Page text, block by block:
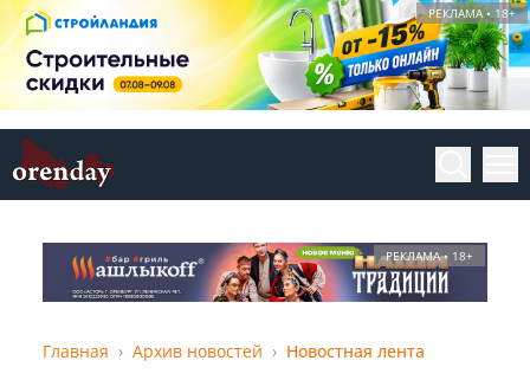
РЕКЛАМА • 18+
РЕКЛАМА • 18+
Главная Архив новостей Новостная лента